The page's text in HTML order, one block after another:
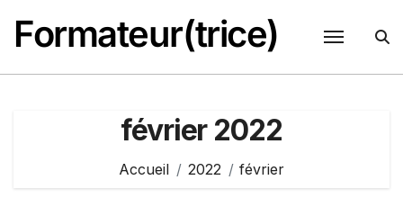
contenu
Formateur(trice)
février 2022
Accueil 2022 février